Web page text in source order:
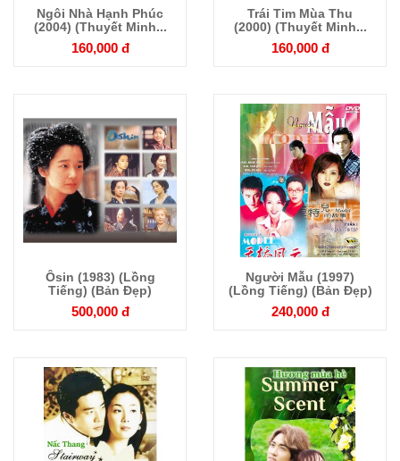
Chi tiết
Ngôi Nhà Hạnh Phúc
(2004) (Thuyết Minh...
160,000 đ
Chi tiết
Trái Tim Mùa Thu
(2000) (Thuyết Minh...
160,000 đ
Chi tiết
Ôsin (1983) (Lồng
Tiếng) (Bản Đẹp)
500,000 đ
Chi tiết
Người Mẫu (1997)
(Lồng Tiếng) (Bản Đẹp)
240,000 đ